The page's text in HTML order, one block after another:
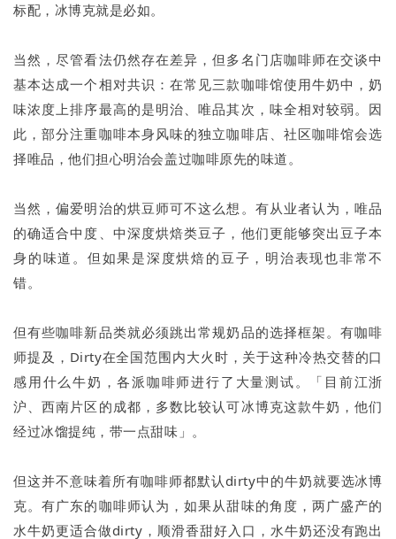
标配，冰博克就是必如。
当然，尽管看法仍然存在差异，但多名门店咖啡师在交谈中
基本达成一个相对共识：在常见三款咖啡馆使用牛奶中，奶
味浓度上排序最高的是明治、唯品其次，味全相对较弱。因
此，部分注重咖啡本身风味的独立咖啡店、社区咖啡馆会选
择唯品，他们担心明治会盖过咖啡原先的味道。
当然，偏爱明治的烘豆师可不这么想。有从业者认为，唯品
的确适合中度、中深度烘焙类豆子，他们更能够突出豆子本
身的味道。但如果是深度烘焙的豆子，明治表现也非常不
错。
但有些咖啡新品类就必须跳出常规奶品的选择框架。有咖啡
师提及，Dirty在全国范围内大火时，关于这种冷热交替的口
感用什么牛奶，各派咖啡师进行了大量测试。「目前江浙
沪、西南片区的成都，多数比较认可冰博克这款牛奶，他们
经过冰馏提纯，带一点甜味」。
但这并不意味着所有咖啡师都默认dirty中的牛奶就要选冰博
克。有广东的咖啡师认为，如果从甜味的角度，两广盛产的
水牛奶更适合做dirty，顺滑香甜好入口，水牛奶还没有跑出